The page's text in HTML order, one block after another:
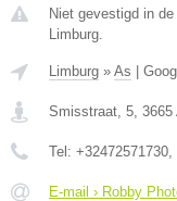
Niet gevestigd in
Limburg.
Limburg » As
Smisstraat, 5, 3665
Tel: +32472571730,
E-mail › Robby